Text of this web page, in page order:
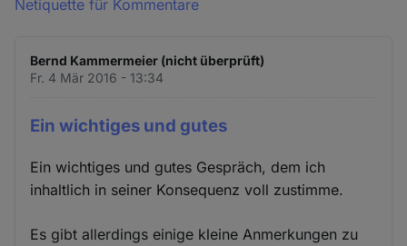
Netiquette für Kommentare
Bernd Kammermeier (nicht überprüft)
Fr. 4 Mär 2016 - 13:34
Ein wichtiges und gutes
Ein wichtiges und gutes Gespräch, dem ich
inhaltlich in seiner Konsequenz voll zustimme.
Es gibt allerdings einige kleine Anmerkungen zu